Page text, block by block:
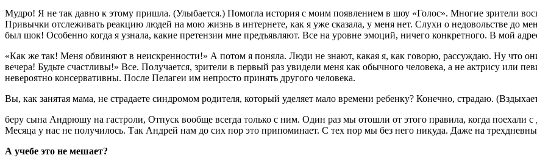
Мудро! Я не так давно к это­му пришла. (Улыбается.) По­могла история с моим появле­нием в шоу «Голос». Многие зрители
Привычки отслеживать реакцию людей на мою жизнь в интернете, как я уже сказала, у меня нет. Слухи о не­довольстве до
был шок! Особенно когда я узнала, ка­кие претензии мне предъяв­ляют. Все на уровне эмоций, ничего конкретного. В мой
«Как же так! Меня обвиняют в неискренности!» А потом я по­няла. Люди не знают, какая я, как говорю, рассуждаю. Ну что
вечера! Будьте счастливы!» Все. Получается, зрители в первый раз увидели меня как обычного человека, а не актрису или
невероятно консерватив­ны. После Пелагеи им непросто принять другого человека.
Вы, как занятая мама, не страдаете синдромом ро­дителя, который уделяет мало времени ребенку? Конечно, страдаю.
беру сына Андрюшу на гастро­ли, Отпуск вообще всегда толь­ко с ним. Один раз мы отош­ли от этого правила, когда
Месяца у нас не получи­лось. Так Андрей нам до сих пор это припоминает. С тех пор мы без него никуда. Даже на
А учебе это не мешает?